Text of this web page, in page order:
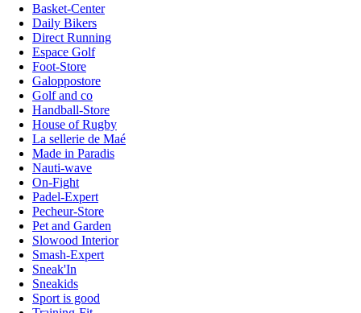
Basket-Center
Daily Bikers
Direct Running
Espace Golf
Foot-Store
Galoppostore
Golf and co
Handball-Store
House of Rugby
La sellerie de Maé
Made in Paradis
Nauti-wave
On-Fight
Padel-Expert
Pecheur-Store
Pet and Garden
Slowood Interior
Smash-Expert
Sneak'In
Sneakids
Sport is good